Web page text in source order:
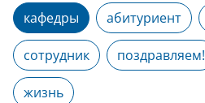
кафедры абитуриент
сотрудник поздравляем!
жизнь